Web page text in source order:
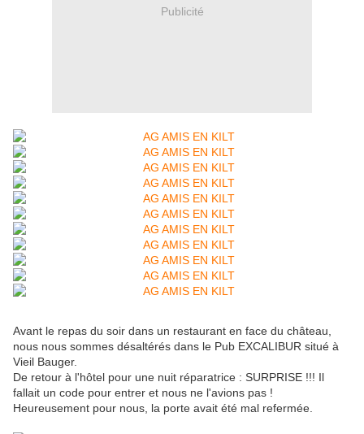
Publicité
Avant le repas du soir dans un restaurant en face du château,
nous nous sommes désaltérés dans le Pub EXCALIBUR situé à
Vieil Bauger.
De retour à l'hôtel pour une nuit réparatrice : SURPRISE !!! Il
fallait un code pour entrer et nous ne l'avions pas !
Heureusement pour nous, la porte avait été mal refermée.